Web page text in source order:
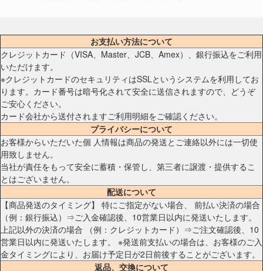
お支払い方法について
クレジットカード（VISA、Master、JCB、Amex）、銀行振込をご利用
いただけます。
※クレジットカードのセキュリティはSSLというシステムを利用してお
ります。カード番号は暗号化されて安全に送信されますので、どうぞ
ご安心ください。
カード会社から送付されますご利用明細をご確認ください。
プライバシーについて
お客様からいただいた個 人情報は商品の発送とご連絡以外には一切使
用致しません。
当社が責任をもって安全に蓄積・保管し、第三者に譲渡・提供するこ
とはございません。
配送について
【商品発送のタイミング】 特にご指定がない場合、 前払い決済の場合
（例：銀行振込）⇒ご入金確認後、10営業日以内に発送いたします。
上記以外の決済の場合 （例：クレジットカード）⇒ご注文確認後、10
営業日以内に発送いたします。 ※発送前支払いの場合は、お客様のご入
金タイミングにより、お届け予定日が2日前後することがございます。
返品、交換について